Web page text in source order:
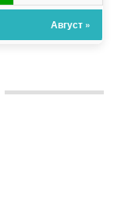
Август »